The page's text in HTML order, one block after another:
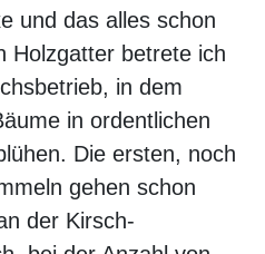
und das alles schon
Holzgatter betrete ich
in dem
in ordentlichen
Die ersten, noch
gehen schon
der Kirsch-